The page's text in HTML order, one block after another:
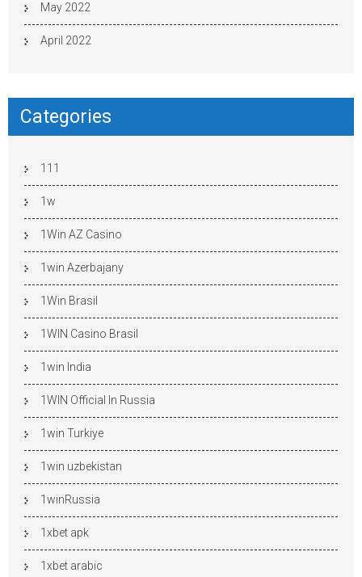
May 2022
April 2022
Categories
111
1w
1Win AZ Casino
1win Azerbajany
1Win Brasil
1WIN Casino Brasil
1win India
1WIN Official In Russia
1win Turkiye
1win uzbekistan
1winRussia
1xbet apk
1xbet arabic